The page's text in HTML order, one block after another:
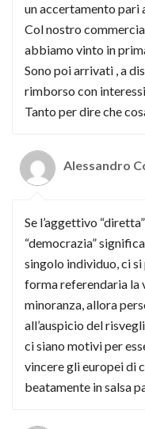
un accertamento pari
Col nostro
abbiamo vinto in
Sono poi arrivati , a
rimborso con
Tanto per dire che
Alessandro
Se l’aggettivo
“democrazia”
singolo individuo, ci
forma referendaria la
minoranza, allora
all’auspicio del
ci siano motivi per
vincere gli europei di
beatamente in salsa